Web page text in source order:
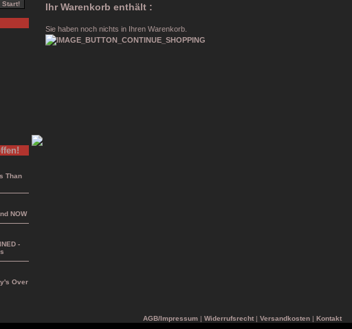
Than
NOW
-
Over
Ihr Warenkorb enthält :
Sie haben noch nichts in Ihren Warenkorb.
AGB/Impressum| Widerrufsrecht| Versandkosten| Kontakt